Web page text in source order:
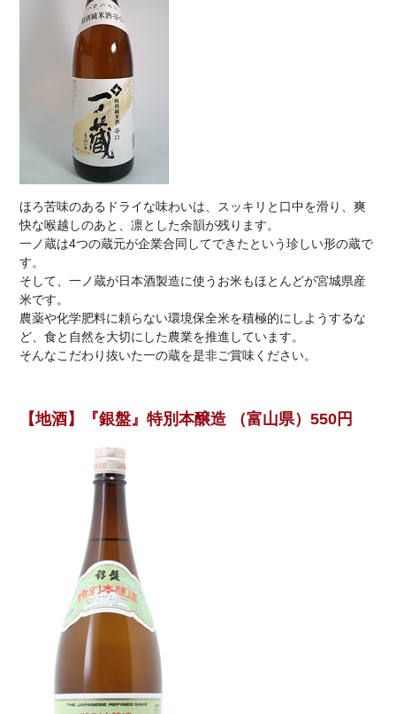
ほろ苦味のあるドライな味わいは、スッキリと口中を滑り、爽
快な喉越しのあと、凛とした余韻が残ります。
一ノ蔵は4つの蔵元が企業合同してできたという珍しい形の蔵で
す。
そして、一ノ蔵が日本酒製造に使うお米もほとんどが宮城県産
米です。
農薬や化学肥料に頼らない環境保全米を積極的にしようするな
ど、食と自然を大切にした農業を推進しています。
そんなこだわり抜いた一の蔵を是非ご賞味ください。
【地酒】『銀盤』特別本醸造 （富山県）550円